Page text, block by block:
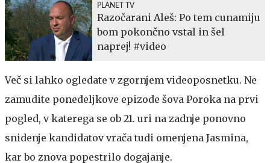
PLANET TV
Razočarani Aleš: Po tem cunamiju
bom pokončno vstal in šel
naprej! #video
Več si lahko ogledate v zgornjem videoposnetku. Ne
zamudite ponedeljkove epizode šova Poroka na prvi
pogled, v katerega se ob 21. uri na zadnje ponovno
snidenje kandidatov vrača tudi omenjena Jasmina,
kar bo znova popestrilo dogajanje.